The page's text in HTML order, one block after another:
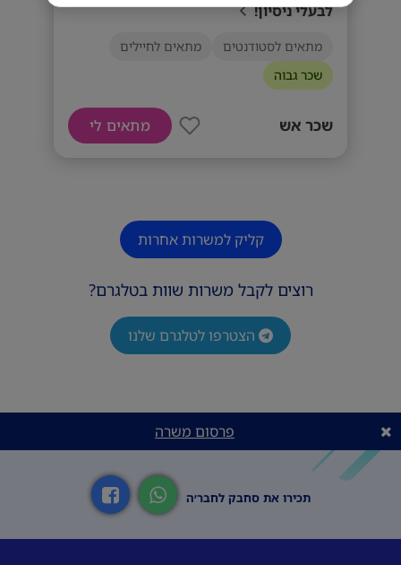
תחבורה ציבורית.
לבעלי ניסיון!
מתאים לסטודנטים
מתאים לחיילים
שכר גבוה
שכר אש מתאים לי
קליק למשרות אחרות
רוצים לקבל משרות שוות בטלגרם?
הצטרפו לטלגרם שלנו
פרסום משרה
תכירו את סחבק לחבר׳ה